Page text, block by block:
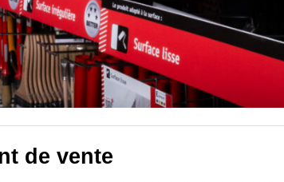
de vente